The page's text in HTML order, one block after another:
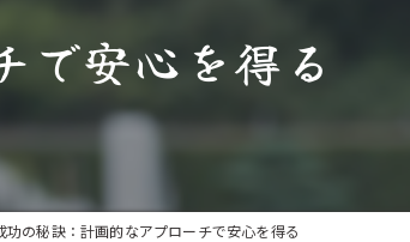
で安心を得る
功の秘訣：計画的なアプローチで安心を得る